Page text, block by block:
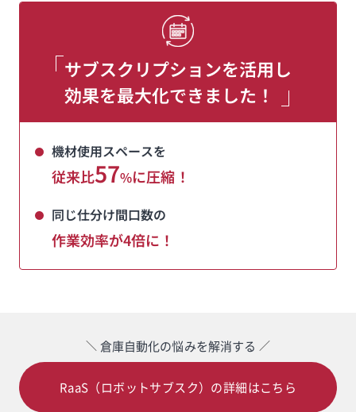
サブスクリプションを活用し
効果を最大化できました！
機材使用スペースを
従来比57%に圧縮！
同じ仕分け間口数の
作業効率が4倍に！
倉庫自動化の悩みを解消する
RaaS（ロボットサブスク）の詳細はこちら